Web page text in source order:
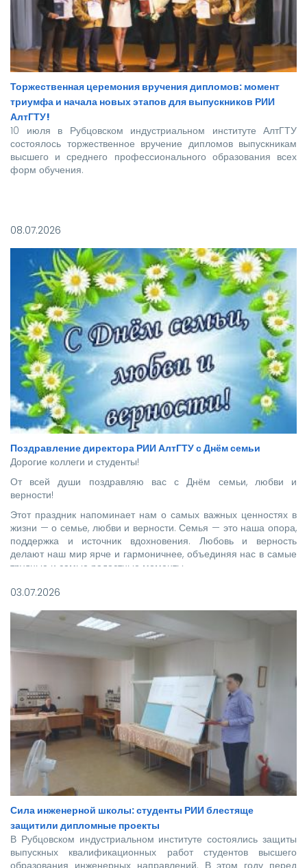
Торжественная церемония вручения дипломов: момент
триумфа и начала новых этапов для выпускников РИИ
АлтГТУ!
10 июля в Рубцовском индустриальном институте АлтГТУ
состоялось торжественное вручение дипломов выпускникам
высшего и среднего профессионального образования всех
форм обучения.
высококвалифицированных специалистов, которым предстоит
стать надежной опорой и строить будущее нашей великой
страны.
08.07.2026
Поздравление директора РИИ АлтГТУ с Днём семьи
Дорогие коллеги и студенты!
От всей души поздравляю вас с Днём семьи, любви и
верности!
Этот праздник напоминает нам о самых важных ценностях в
жизни — о семье, любви и верности. Семья — это наша опора,
поддержка и источник вдохновения. Любовь и верность
делают наш мир ярче и гармоничнее, объединяя нас в самые
трудные и самые радостные моменты.
03.07.2026
Сила инженерной школы: студенты РИИ блестяще
защитили дипломные проекты
В Рубцовском индустриальном институте состоялись защиты
выпускных квалификационных работ студентов высшего
образования инженерных направлений. В этом году перед